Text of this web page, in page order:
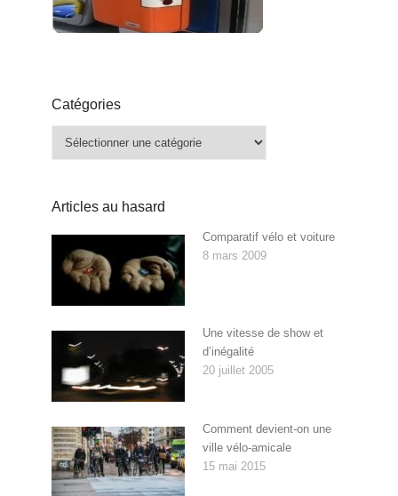
Catégories
Catégories
Articles au hasard
Comparatif vélo et voiture
8 mars 2009
Une vitesse de show et
d’inégalité
20 juillet 2005
Comment devient-on une
ville vélo-amicale
15 mai 2015